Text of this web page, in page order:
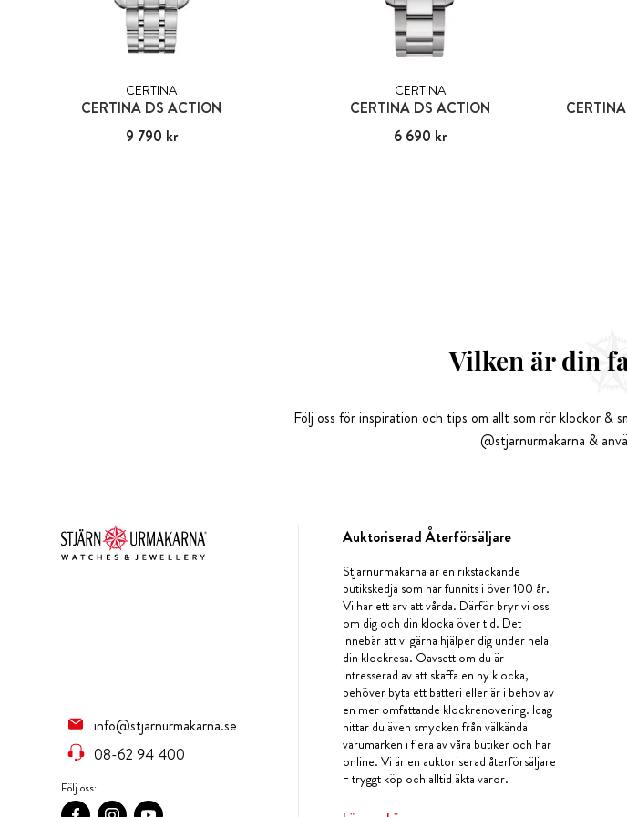
CERTINA
CERTINA DS ACTION
Pris :9 790 kr
9 790 kr
CERTINA
CERTINA DS ACTION
Pris:6 690 kr
6 690 kr
Vilken är din
Följ oss för inspiration och tips om allt som rör klockor &
@stjarnurmakarna &
info@stjarnurmakarna.se
08-62 94 400
Följ oss:
Auktoriserad Återförsäljare
Stjärnurmakarna är en rikstäckande
butikskedja som har funnits i över 100 år.
Vi har ett arv att vårda. Därför bryr vi oss
om dig och din klocka över tid. Det
innebär att vi gärna hjälper dig under hela
din klockresa. Oavsett om du är
intresserad av att skaffa en ny klocka,
behöver byta ett batteri eller är i behov av
en mer omfattande klockrenovering. Idag
hittar du även smycken från välkända
varumärken i flera av våra butiker och här
online. Vi är en auktoriserad återförsäljare
= tryggt köp och alltid äkta varor.